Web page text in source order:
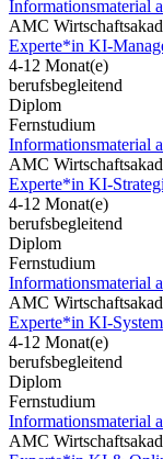
Informationsmaterial
AMC
Experte*in KI-
4-12 Monat(e)
berufsbegleitend
Diplom
Fernstudium
Informationsmaterial
AMC
Experte*in KI-
4-12 Monat(e)
berufsbegleitend
Diplom
Fernstudium
Informationsmaterial
AMC
Experte*in KI-
4-12 Monat(e)
berufsbegleitend
Diplom
Fernstudium
Informationsmaterial
AMC